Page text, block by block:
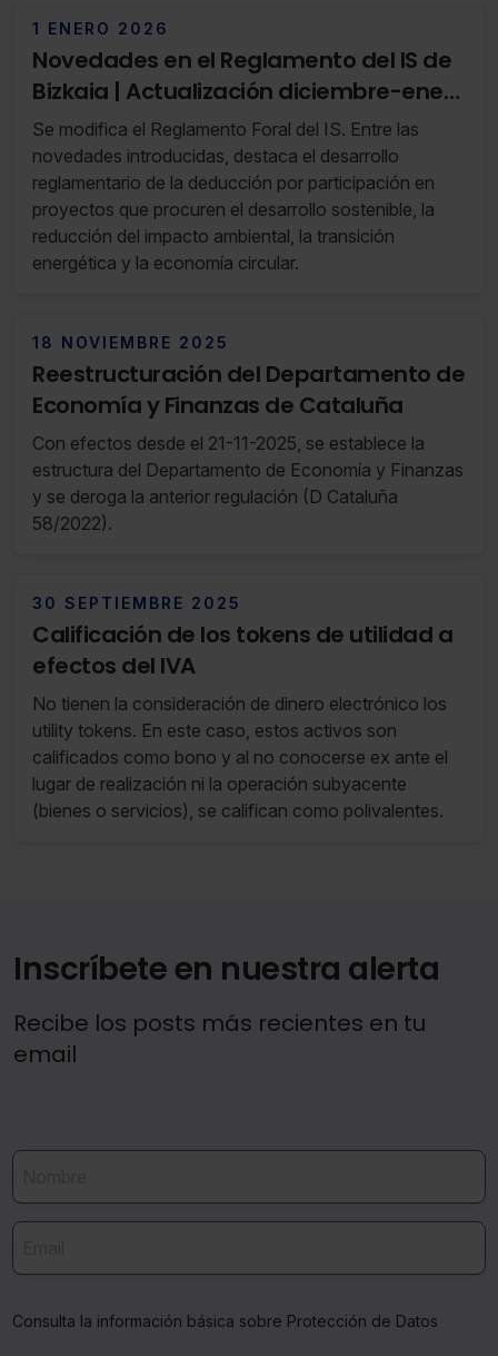
1 ENERO 2026
Novedades en el Reglamento del IS de
Bizkaia | Actualización diciembre-enero
2026
Se modifica el Reglamento Foral del IS. Entre las
novedades introducidas, destaca el desarrollo
reglamentario de la deducción por participación en
proyectos que procuren el desarrollo sostenible, la
reducción del impacto ambiental, la transición
energética y la economía circular.
18 NOVIEMBRE 2025
Reestructuración del Departamento de
Economía y Finanzas de Cataluña
Con efectos desde el 21-11-2025, se establece la
estructura del Departamento de Economía y Finanzas
y se deroga la anterior regulación (D Cataluña
58/2022).
30 SEPTIEMBRE 2025
Calificación de los tokens de utilidad a
efectos del IVA
No tienen la consideración de dinero electrónico los
utility tokens. En este caso, estos activos son
calificados como bono y al no conocerse ex ante el
lugar de realización ni la operación subyacente
(bienes o servicios), se califican como polivalentes.
Inscríbete en nuestra alerta
Recibe los posts más recientes en tu
email
Consulta la información básica sobre Protección de Datos